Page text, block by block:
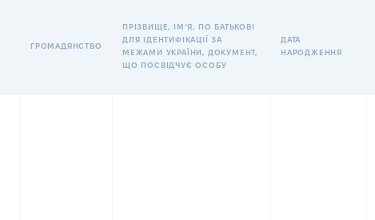
ГРОМАДЯНСТВО
ПРІЗВИЩЕ, ІМʼЯ, ПО БАТЬКОВІ
ДЛЯ ІДЕНТИФІКАЦІЇ ЗА
МЕЖАМИ УКРАЇНИ, ДОКУМЕНТ,
ЩО ПОСВІДЧУЄ ОСОБУ
ДАТА
НАРОДЖЕННЯ